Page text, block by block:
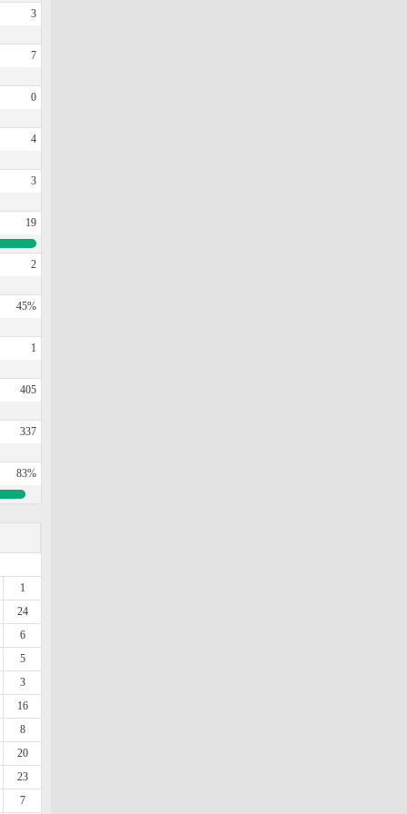
3
7
0
4
3
19
2
45%
1
405
337
83%
1
24
6
5
3
16
8
20
23
7